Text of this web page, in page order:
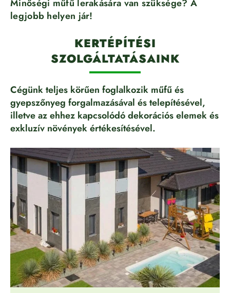
Minőségi műfű lerakására van szüksége? A
legjobb helyen jár!
KERTÉPÍTÉSI
SZOLGÁLTATÁSAINK
Cégünk teljes körűen foglalkozik műfű és
gyepszőnyeg forgalmazásával és telepítésével,
illetve az ehhez kapcsolódó dekorációs elemek és
exkluzív növények értékesítésével.